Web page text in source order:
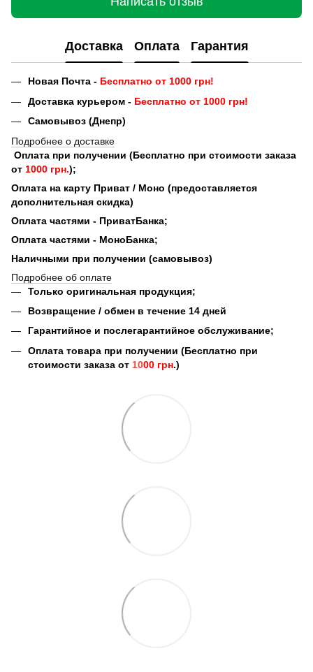
Доставка Оплата Гарантия
Новая Почта - Бесплатно от 1000 грн!
Доставка курьером - Бесплатно от 1000 грн!
Самовывоз (Днепр)
Подробнее о доставке
Оплата при получении (Бесплатно при стоимости заказа
от 1000 грн.);
Оплата на карту Приват / Моно (предоставляется
дополнительная скидка)
Оплата частями - ПриватБанка;
Оплата частями - МоноБанка;
Наличными при получении (самовывоз)
Подробнее об оплате
Только оригинальная продукция;
Возвращение / обмен в течение 14 дней
Гарантийное и послегарантийное обслуживание;
Оплата товара при получении (Бесплатно при
стоимости заказа от 1000 грн.)